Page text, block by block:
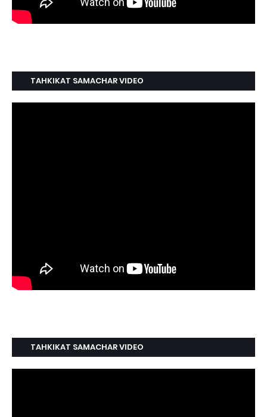
TAHKIKAT SAMACHAR VIDEO
TAHKIKAT SAMACHAR VIDEO